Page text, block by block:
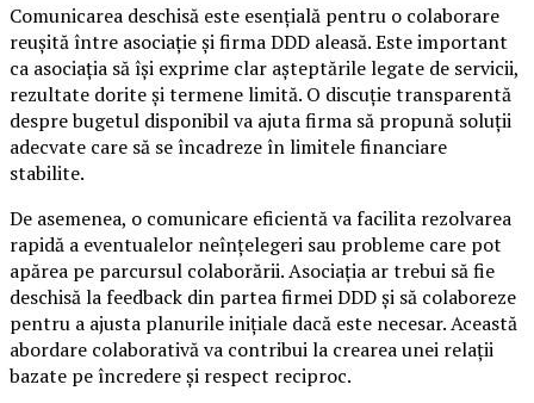
Comunicarea deschisă este esențială pentru o colaborare
reușită între asociație și firma DDD aleasă. Este important
ca asociația să își exprime clar așteptările legate de servicii,
rezultate dorite și termene limită. O discuție transparentă
despre bugetul disponibil va ajuta firma să propună soluții
adecvate care să se încadreze în limitele financiare
stabilite.
De asemenea, o comunicare eficientă va facilita rezolvarea
rapidă a eventualelor neînțelegeri sau probleme care pot
apărea pe parcursul colaborării. Asociația ar trebui să fie
deschisă la feedback din partea firmei DDD și să colaboreze
pentru a ajusta planurile inițiale dacă este necesar. Această
abordare colaborativă va contribui la crearea unei relații
bazate pe încredere și respect reciproc.